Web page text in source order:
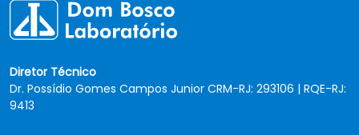
Diretor Técnico
Dr. Possídio Gomes Campos Junior CRM-RJ: 293106 | RQE-RJ:
9413